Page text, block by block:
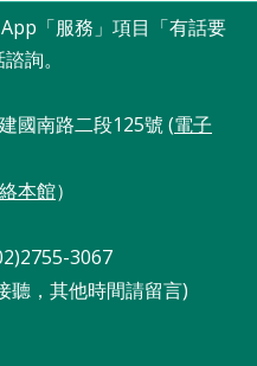
「服務」項目「有話要
詢。
國南路二段125號 (電子
本館）
3067
聽，其他時間請留言)